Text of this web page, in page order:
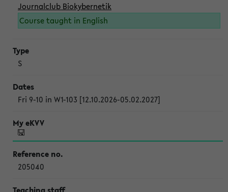
Journalclub Biokybernetik
Course taught in English
S
Fri 9-10 in W1-103 [12.10.2026-05.02.2027]
205040